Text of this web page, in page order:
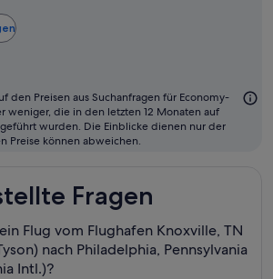
den Preisen aus Suchanfragen für Economy-
weniger, die in den letzten 12 Monaten auf
wurden. Die Einblicke dienen nur der
Preise können abweichen.
Fragen
Flug vom Flughafen Knoxville, TN
nach Philadelphia, Pennsylvania
Intl.)?